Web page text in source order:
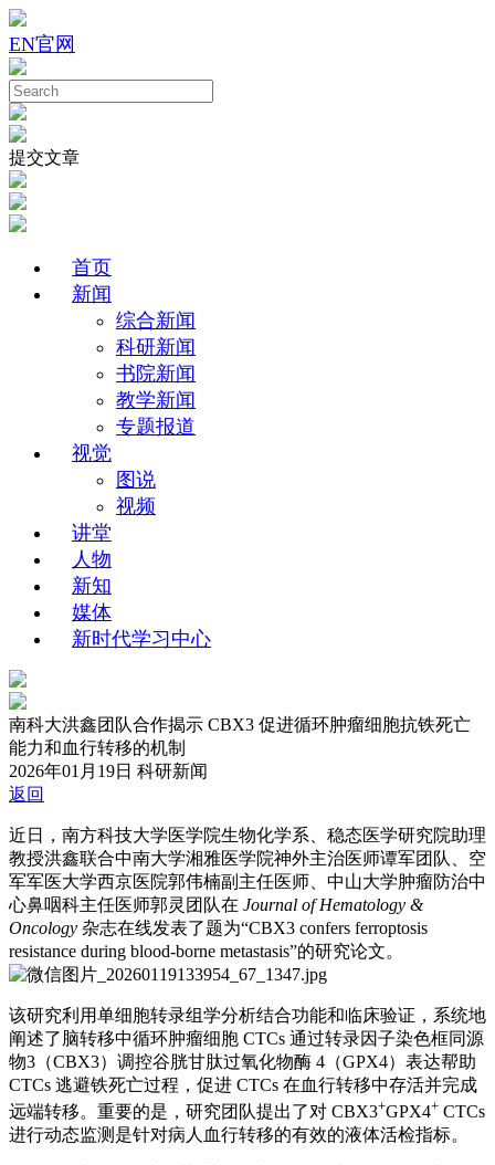
EN官网
提交文章
首页
新闻
综合新闻
科研新闻
书院新闻
教学新闻
专题报道
视觉
图说
视频
讲堂
人物
新知
媒体
新时代学习中心
南科大洪鑫团队合作揭示 CBX3 促进循环肿瘤细胞抗铁死亡
能力和血行转移的机制
2026年01月19日 科研新闻
返回
近日，南方科技大学医学院生物化学系、稳态医学研究院助理
教授洪鑫联合中南大学湘雅医学院神外主治医师谭军团队、空
军军医大学西京医院郭伟楠副主任医师、中山大学肿瘤防治中
心鼻咽科主任医师郭灵团队在 Journal of Hematology &
Oncology 杂志在线发表了题为“CBX3 confers ferroptosis
resistance during blood-borne metastasis”的研究论文。
该研究利用单细胞转录组学分析结合功能和临床验证，系统地
阐述了脑转移中循环肿瘤细胞 CTCs 通过转录因子染色框同源
物3（CBX3）调控谷胱甘肽过氧化物酶 4（GPX4）表达帮助
CTCs 逃避铁死亡过程，促进 CTCs 在血行转移中存活并完成
远端转移。重要的是，研究团队提出了对 CBX3+GPX4+ CTCs
进行动态监测是针对病人血行转移的有效的液体活检指标。